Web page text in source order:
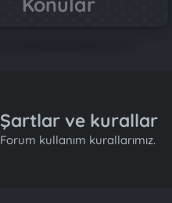
Şartlar ve kurallar
Forum kullanım kurallarımız.